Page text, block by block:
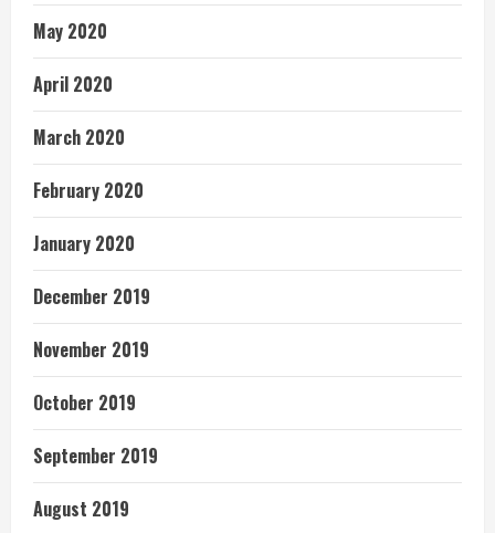
May 2020
April 2020
March 2020
February 2020
January 2020
December 2019
November 2019
October 2019
September 2019
August 2019